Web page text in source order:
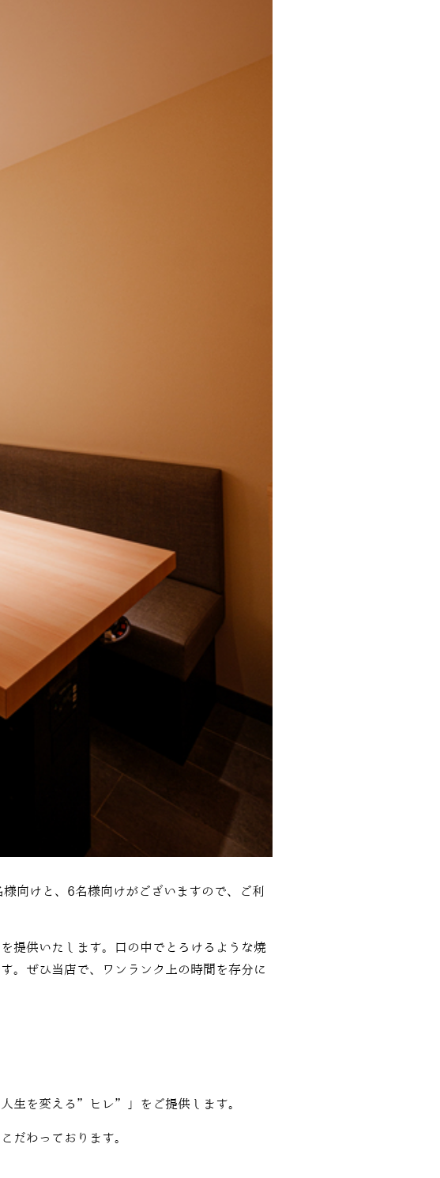
様向けと、 6名様向けがございますので、ご利
提供いたします。口の中でとろけるような焼
。ぜひ当店で、ワンランク上の時間を存分に
生を変える”ヒレ”」をご提供します。
だわっております。